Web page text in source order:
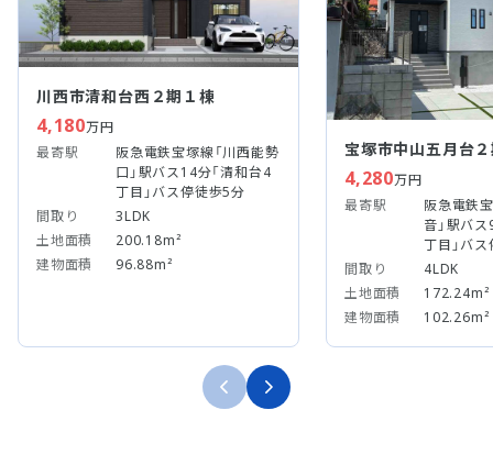
川西市清和台西２期１棟
4,180万円
最寄駅
阪急電鉄宝塚線「川西能勢
口」駅バス14分「清和台4
丁目」バス停徒歩5分
間取り
3LDK
土地面積
200.18m²
建物面積
96.88m²
宝塚市中山五月台
4,280万円
最寄駅
阪急電鉄
音」駅バ
丁目」バ
間取り
4LDK
土地面積
172.24m²
建物面積
102.26m²